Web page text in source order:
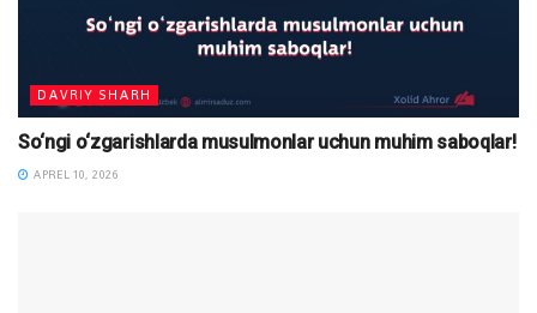
DAVRIY SHARH
So‘ngi o‘zgarishlarda musulmonlar uchun muhim saboqlar!
APREL 10, 2026